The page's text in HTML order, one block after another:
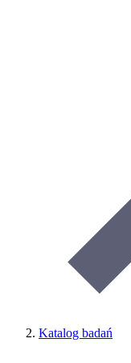
Katalog badań